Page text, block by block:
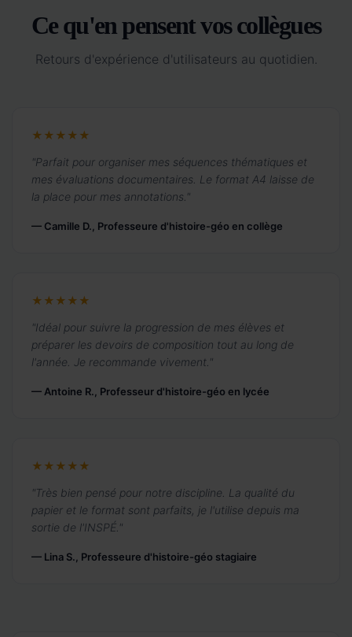
Ce qu'en pensent vos collègues
Retours d'expérience d'utilisateurs au quotidien.
★★★★★
"Parfait pour organiser mes séquences thématiques et
mes évaluations documentaires. Le format A4 laisse de
la place pour mes annotations."
— Camille D., Professeure d'histoire-géo en collège
★★★★★
"Idéal pour suivre la progression de mes élèves et
préparer les devoirs de composition tout au long de
l'année. Je recommande vivement."
— Antoine R., Professeur d'histoire-géo en lycée
★★★★★
"Très bien pensé pour notre discipline. La qualité du
papier et le format sont parfaits, je l'utilise depuis ma
sortie de l'INSPÉ."
— Lina S., Professeure d'histoire-géo stagiaire